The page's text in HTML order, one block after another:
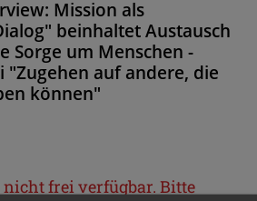
Mission als
beinhaltet Austausch
Sorge um Menschen -
auf andere, die
können"
frei verfügbar. Bitte